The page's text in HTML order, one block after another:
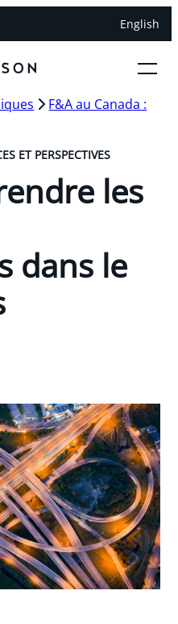
English
F&A au Canada :
ET PERSPECTIVES
les
dans le